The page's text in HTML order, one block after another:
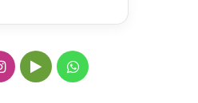
Instagram
GoogleWhatsApp